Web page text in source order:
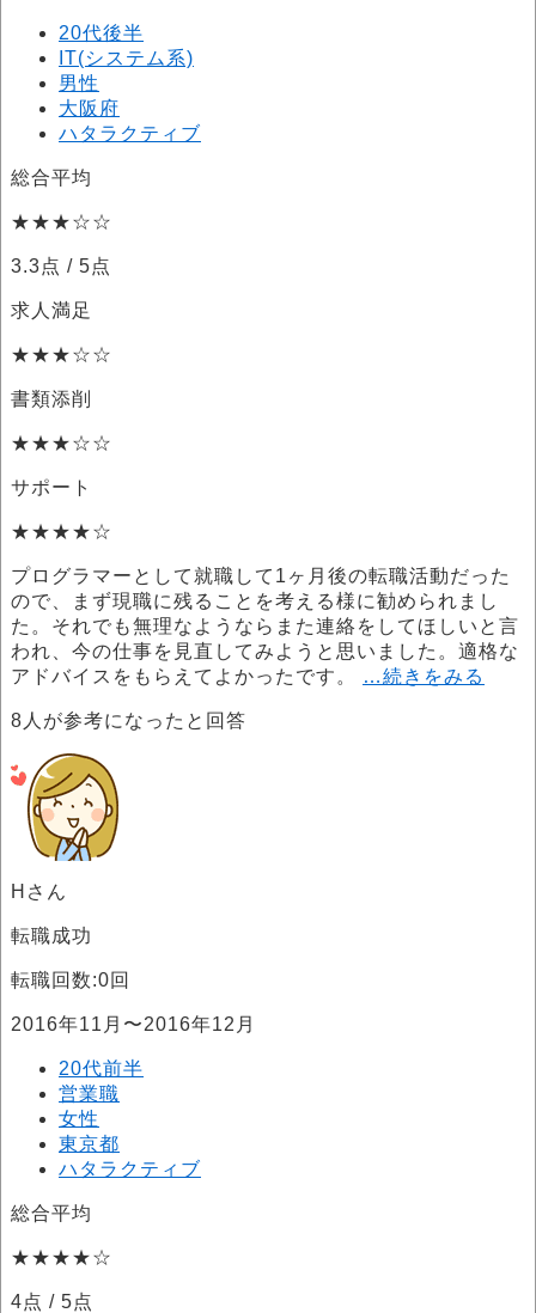
20代後半
IT(システム系)
男性
大阪府
ハタラクティブ
総合平均
★★★☆☆
3.3点 / 5点
求人満足
★★★☆☆
書類添削
★★★☆☆
サポート
★★★★☆
プログラマーとして就職して1ヶ月後の転職活動だった
ので、まず現職に残ることを考える様に勧められまし
た。それでも無理なようならまた連絡をしてほしいと言
われ、今の仕事を見直してみようと思いました。適格な
アドバイスをもらえてよかったです。
…続きをみる
8 人が参考になったと回答
Hさん
転職成功
転職回数:0回
2016年11月〜2016年12月
20代前半
営業職
女性
東京都
ハタラクティブ
総合平均
★★★★☆
4点 / 5点